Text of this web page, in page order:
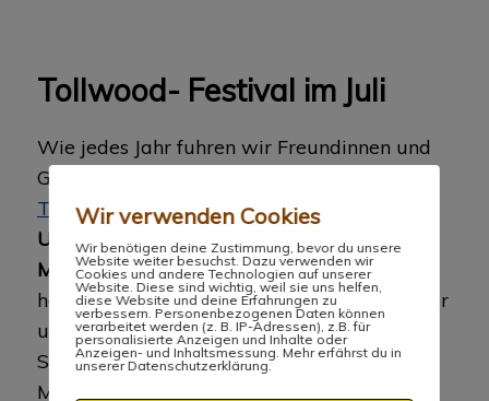
Tollwood- Festival im Juli
Wie jedes Jahr fuhren wir Freundinnen und
Geschäftspartnerinnen gemeinsam
Tollwood Festivalnach München.
Unsere bunten Hüte sind inzwischen unser
Markenzeichen. Wer noch keinen Palmhut
hatte, bekam einen verpasst. So verlieren wir
uns nie in der Menge.
Schon die Zugfahrt hin und zurück ist jedes
Mal ein eigenes kleines Abenteuer.
Wir verwenden Cookies
Wir benötigen deine Zustimmung, bevor du unsere
Website weiter besuchst. Dazu verwenden wir
Cookies und andere Technologien auf unserer
Website. Diese sind wichtig, weil sie uns helfen,
diese Website und deine Erfahrungen zu
verbessern. Personenbezogenen Daten können
verarbeitet werden (z. B. IP-Adressen), z.B. für
personalisierte Anzeigen und Inhalte oder
Anzeigen- und Inhaltsmessung. Mehr erfährst du in
unserer Datenschutzerklärung.